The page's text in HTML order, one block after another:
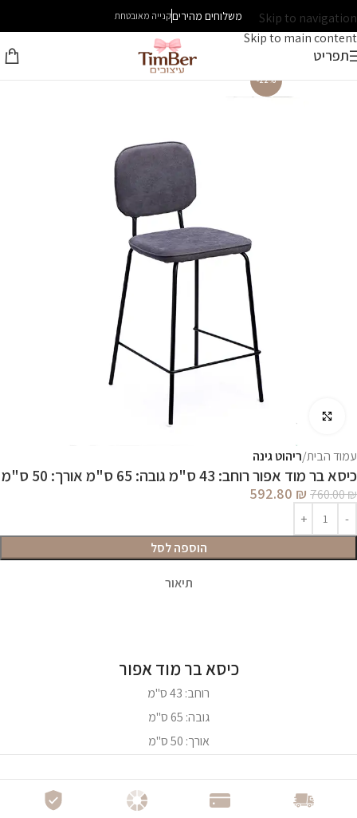
Skip to navigation
Skip to main content
משלוחים מהיריםקנייה מאובטחת
תפריט
עמוד הבית ריהוט גינה
כיסא בר מוד אפור רוחב: 43 ס"מ גובה: 65 ס"מ אורך: 50 ס"מ
760.00₪
592.80 ₪
הוספה לסל
תיאור
כיסא בר מוד אפור
רוחב: 43 ס"מ
גובה: 65 ס"מ
אורך: 50 ס"מ
-22%